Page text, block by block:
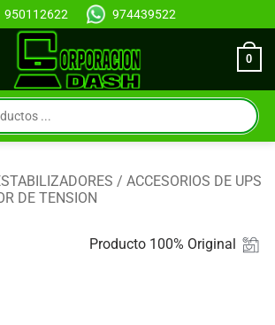
950112622 974439522
0
/ ACCESORIOS DE UPS
DE TENSION
Producto 100% Original